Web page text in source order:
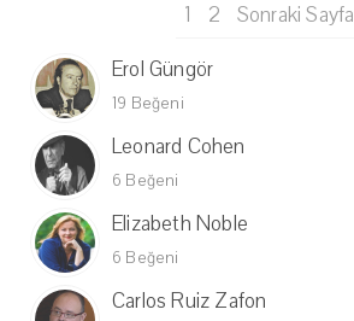
1 2
Sonraki Sayfa
Erol Güngör
19 Beğeni
Leonard Cohen
6 Beğeni
Elizabeth Noble
6 Beğeni
Carlos Ruiz Zafon